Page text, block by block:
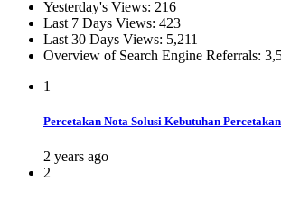
Yesterday's Views: 216
Last 7 Days Views: 423
Last 30 Days Views: 5,211
Overview of Search Engine Referrals:
1
Percetakan Nota Solusi Kebutuhan
2 years ago
2